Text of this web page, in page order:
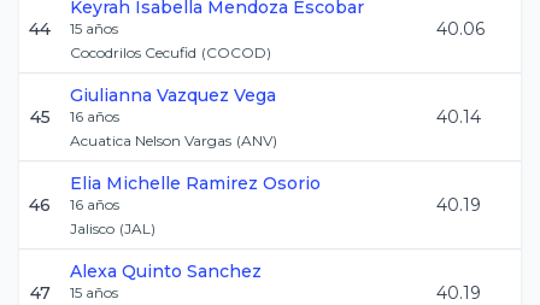
44
Keyrah Isabella Mendoza Escobar
15 años
Cocodrilos Cecufid (COCOD)
40.06
45
Giulianna Vazquez Vega
16 años
Acuatica Nelson Vargas (ANV)
40.14
46
Elia Michelle Ramirez Osorio
16 años
Jalisco (JAL)
40.19
47
Alexa Quinto Sanchez
15 años
40.19